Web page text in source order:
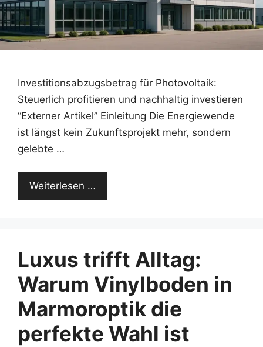
Investitionsabzugsbetrag für Photovoltaik:
Steuerlich profitieren und nachhaltig investieren
“Externer Artikel” Einleitung Die Energiewende
ist längst kein Zukunftsprojekt mehr, sondern
gelebte …
Weiterlesen …
Luxus trifft Alltag:
Warum Vinylboden in
Marmoroptik die
perfekte Wahl ist